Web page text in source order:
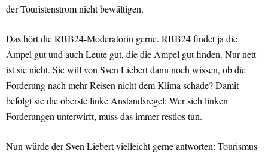
der Touristenstrom nicht bewältigen.
Das hört die RBB24-Moderatorin gerne. RBB24 findet ja die
Ampel gut und auch Leute gut, die die Ampel gut finden. Nur nett
ist sie nicht. Sie will von Sven Liebert dann noch wissen, ob die
Forderung nach mehr Reisen nicht dem Klima schade? Damit
befolgt sie die oberste linke Anstandsregel: Wer sich linken
Forderungen unterwirft, muss das immer restlos tun.
Nun würde der Sven Liebert vielleicht gerne antworten: Tourismus